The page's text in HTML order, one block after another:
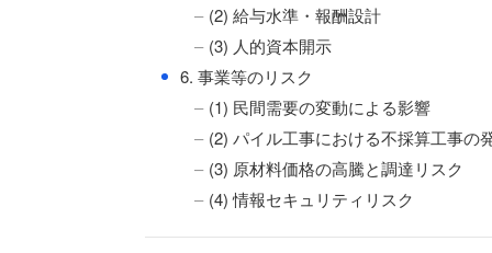
(2) 給与水準・報酬設計
(3) 人的資本開示
● 6. 事業等のリスク
(1) 民間需要の変動による影響
(2) パイル工事における不採算工事の
(3) 原材料価格の高騰と調達リスク
(4) 情報セキュリティリスク